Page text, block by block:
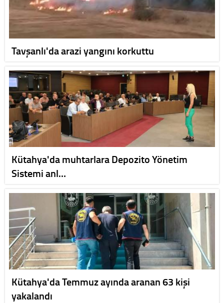
Tavşanlı'da arazi yangını korkuttu
Kütahya'da muhtarlara Depozito Yönetim
Sistemi anl…
Kütahya'da Temmuz ayında aranan 63 kişi
yakalandı